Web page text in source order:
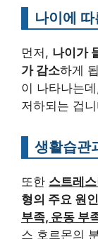
나이에
먼저, 나이가
가 감소하게
이 나타나는
저하되는 겁
생활습관
또한 스트레
형의 주요 원인
부족, 운동 부
스 호르몬의